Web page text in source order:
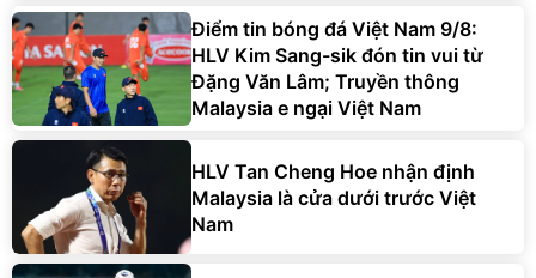
Điểm tin bóng đá Việt Nam 9/8:
HLV Kim Sang-sik đón tin vui từ
Đặng Văn Lâm; Truyền thông
Malaysia e ngại Việt Nam
HLV Tan Cheng Hoe nhận định
Malaysia là cửa dưới trước Việt
Nam